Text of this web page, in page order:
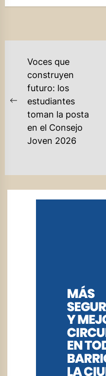
NAVEGACIÓN
ENTRADAS
Previous
post:
Voces que
construyen
futuro: los
estudiantes
toman la posta
en el Consejo
Joven 2026